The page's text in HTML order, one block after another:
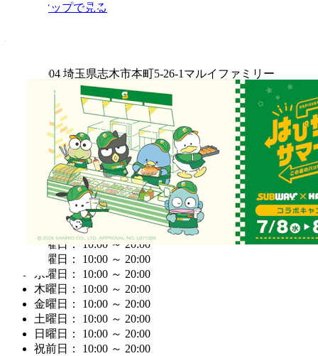
Googleマップで見る
〒353-0004 埼玉県志木市本町5-26-1マルイファミリー
電話番号
048-483-4554
営業時間
営業終了：20:00
月曜日： 10:00 ～ 20:00
火曜日： 10:00 ～ 20:00
水曜日： 10:00 ～ 20:00
木曜日： 10:00 ～ 20:00
金曜日： 10:00 ～ 20:00
土曜日： 10:00 ～ 20:00
日曜日： 10:00 ～ 20:00
祝前日： 10:00 ～ 20:00